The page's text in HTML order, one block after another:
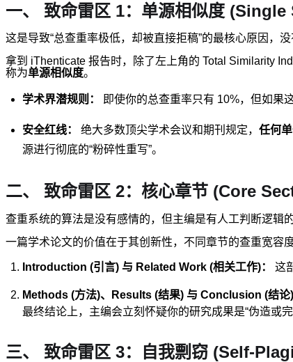
一、 致命雷区 1：单源相似度
这是导致“总查重率极低，却被直接拒稿”的最核心原因，没
拿到 iThenticate 报告时，除了左上角的 Total Similarity
称为单源相似度。
学术界潜规则： 即使你的总查重率只有 10%，但如果
安全红线： 绝大多数顶尖学术会议和期刊规定， 任何
源进行彻底的“粉碎性重写”。
二、 致命雷区 2：核心章节 (Core
查重系统的算法是没有感情的，但主编是有人工判断逻辑
一篇学术论文的价值在于其创新性，不同章节的查重宽容
Introduction (引言) 与 Related Work (相关工作)： 这
Methods (方法)、Results (结果) 与 Conclusion (结论)
最终结论上，主编会立刻怀疑你的研究成果是“伪造或
三、 致命雷区 3：自我剽窃 (Self-